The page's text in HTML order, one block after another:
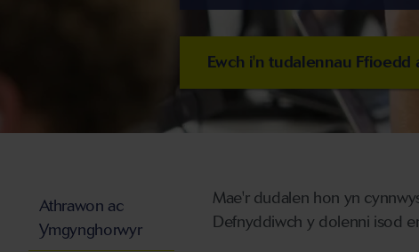
Ewch i'n tudalennau Ffioedd
Mae'r dudalen hon yn
Defnyddiwch y dolenni isod
Athrawon ac
Ymgynghorwyr